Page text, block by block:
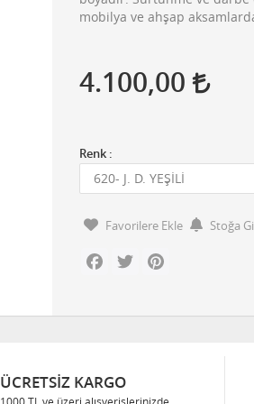
mobilya ve ahşap
4.100,00
Renk :
Favorilere Ekle Stoğa
Facebook
Twitter
GÜVENLI ALIŞVERIŞ